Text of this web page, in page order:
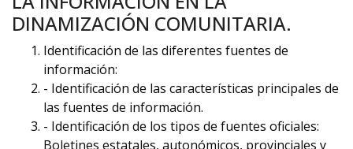
DINAMIZACIÓN COMUNITARIA.
Identificación de las diferentes fuentes de
información:
- Identificación de las características principales de
las fuentes de información.
- Identificación de los tipos de fuentes oficiales:
Boletines estatales, autonómicos, provinciales y